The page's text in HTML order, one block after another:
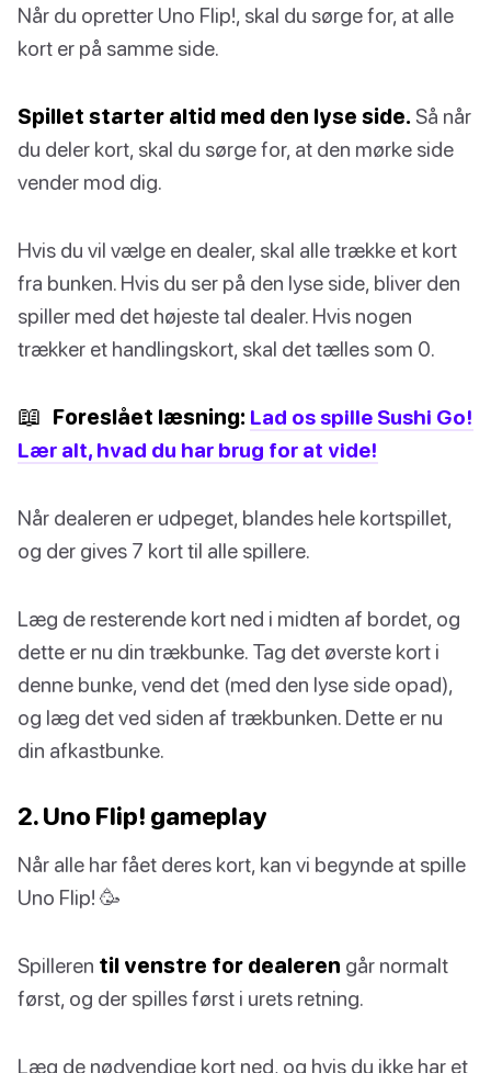
Når du opretter Uno Flip!, skal du sørge for, at alle
kort er på samme side.
Spillet starter altid med den lyse side. Så når
du deler kort, skal du sørge for, at den mørke side
vender mod dig.
Hvis du vil vælge en dealer, skal alle trække et kort
fra bunken. Hvis du ser på den lyse side, bliver den
spiller med det højeste tal dealer. Hvis nogen
trækker et handlingskort, skal det tælles som 0.
📖 Foreslået læsning: Lad os spille Sushi Go!
Lær alt, hvad du har brug for at vide!
Når dealeren er udpeget, blandes hele kortspillet,
og der gives 7 kort til alle spillere.
Læg de resterende kort ned i midten af bordet, og
dette er nu din trækbunke. Tag det øverste kort i
denne bunke, vend det (med den lyse side opad),
og læg det ved siden af trækbunken. Dette er nu
din afkastbunke.
2. Uno Flip! gameplay
Når alle har fået deres kort, kan vi begynde at spille
Uno Flip! 🥳
Spilleren til venstre for dealeren går normalt
først, og der spilles først i urets retning.
Læg de nødvendige kort ned, og hvis du ikke har et